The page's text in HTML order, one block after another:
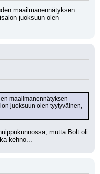
maailmanennätyksen
juoksuun olen
maailmanennätyksen
juoksuun olen tyytyväinen,
mutta Bolt oli
kehno...